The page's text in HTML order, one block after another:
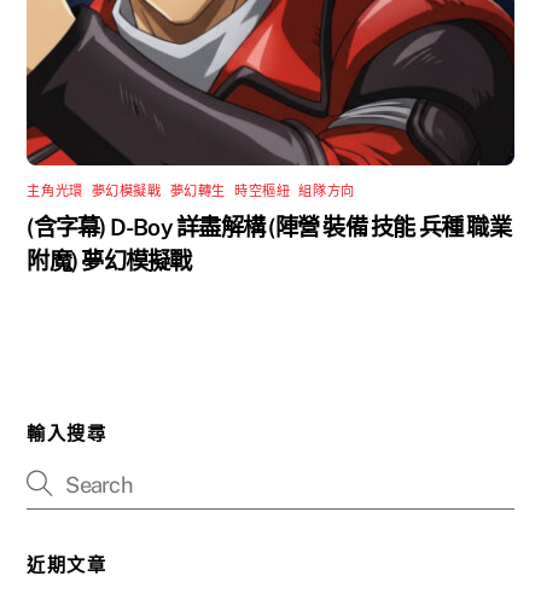
主角光環 夢幻模擬戰 夢幻轉生 時空樞紐 ,組隊方向
(含字幕) D-Boy 詳盡解構 (陣營 裝備 技能 兵種 職業
附魔) 夢幻模擬戰
輸入搜尋
近期文章